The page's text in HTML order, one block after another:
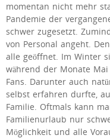
momentan nicht mehr
Pandemie der
schwer zugesetzt.
von Personal angeht.
alle geöffnet. Im Winter
während der Monate
Fans. Darunter auch
selbst erfahren durfte,
Familie. Oftmals kann
Familienurlaub nur
Möglichkeit und alle